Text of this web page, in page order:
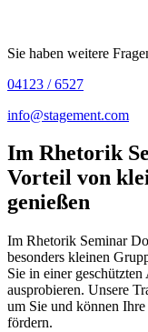
Sie haben weitere
04123 / 6527
info@stagement.com
Im Rhetorik
Vorteil von
genießen
Im Rhetorik Seminar
besonders kleinen
Sie in einer
ausprobieren. Unsere
um Sie und können
fördern.